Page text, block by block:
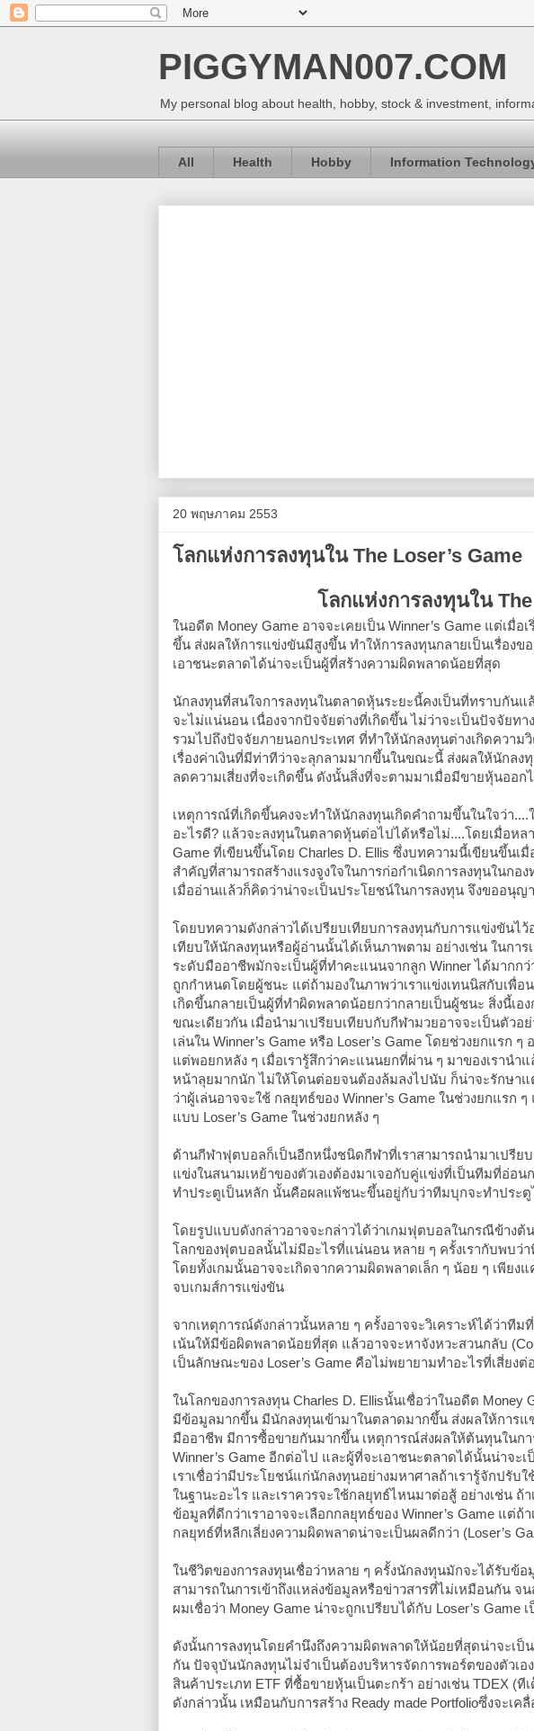
PIGGYMAN007.COM
My personal blog about health, hobby, stock & investment,
All Health Hobby Information
20 พฤษภาคม 2553
โลกแห่งการลงทุนใน The Loser’s Game
โลกแห่งการลงทุนใน
ในอดีต Money Game อาจจะเคยเป็น Winner’s Game แต่เ
ขึ้น ส่งผลให้การแข่งขันมีสูงขึ้น ทำให้การลงทุนกลายเป็นเรื่อง
เอาชนะตลาดได้น่าจะเป็นผู้ที่สร้างความผิดพลาดน้อยที่สุด
นักลงทุนที่สนใจการลงทุนในตลาดหุ้นระยะนี้คงเป็นที่ทราบกัน
จะไม่แน่นอน เนื่องจากปัจจัยต่างที่เกิดขึ้น ไม่ว่าจะเป็นปัจจัยท
รวมไปถึงปัจจัยภายนอกประเทศ ที่ทำให้นักลงทุนต่างเกิดคว
เรื่องค่าเงินที่มีท่าทีว่าจะลุกลามมากขึ้นในขณะนี้ ส่งผลให้นักล
ลดความเสี่ยงที่จะเกิดขึ้น ดังนั้นสิ่งที่จะตามมาเมื่อมีขายหุ้นอ
เหตุการณ์ที่เกิดขึ้นคงจะทำให้นักลงทุนเกิดคำถามขึ้นในใจว่า
อะไรดี? แล้วจะลงทุนในตลาดหุ้นต่อไปได้หรือไม่....โดยเมื่อหล
Game ที่เขียนขึ้นโดย Charles D. Ellis ซึ่งบทความนี้เขียนขึ้นเ
สำคัญที่สามารถสร้างแรงจูงใจในการก่อกำเนิดการลงทุนในก
เมื่ออ่านแล้วก็คิดว่าน่าจะเป็นประโยชน์ในการลงทุน จึงขออนุ
โดยบทความดังกล่าวได้เปรียบเทียบการลงทุนกับการแข่งขันไว้
เทียบให้นักลงทุนหรือผู้อ่านนั้นได้เห็นภาพตาม อย่างเช่น ในกา
ระดับมืออาชีพมักจะเป็นผู้ที่ทำคะแนนจากลูก Winner ได้มากก
ถูกกำหนดโดยผู้ชนะ แต่ถ้ามองในภาพว่าเราแข่งเทนนิสกับเพื่
เกิดขึ้นกลายเป็นผู้ที่ทำผิดพลาดน้อยกว่ากลายเป็นผู้ชนะ สิ่งนี้เอ
ขณะเดียวกัน เมื่อนำมาเปรียบเทียบกับกีฬามวยอาจจะเป็นตัวอ
เล่นใน Winner’s Game หรือ Loser’s Game โดยช่วงยกแรก
แต่พอยกหลัง ๆ เมื่อเรารู้สึกว่าคะแนนยกที่ผ่าน ๆ มาของเรานำ
หน้าลุยมากนัก ไม่ให้โดนต่อยจนต้องล้มลงไปนับ ก็น่าจะรักษา
ว่าผู้เล่นอาจจะใช้ กลยุทธ์ของ Winner’s Game ในช่วงยกแรก
แบบ Loser’s Game ในช่วงยกหลัง ๆ
ด้านกีฬาฟุตบอลก็เป็นอีกหนึ่งชนิดกีฬาที่เราสามารถนำมาเปรี
แข่งในสนามเหย้าของตัวเองต้องมาเจอกับคู่แข่งที่เป็นทีมที่อ่อ
ทำประตูเป็นหลัก นั้นคือผลแพ้ชนะขึ้นอยู่กับว่าทีมบุกจะทำประตู
โดยรูปแบบดังกล่าวอาจจะกล่าวได้ว่าเกมฟุตบอลในกรณีข้างต้
โลกของฟุตบอลนั้นไม่มีอะไรที่แน่นอน หลาย ๆ ครั้งเรากับพบว่
โดยทั้งเกมนั้นอาจจะเกิดจากความผิดพลาดเล็ก ๆ น้อย ๆ เพียง
จบเกมส์การเเข่งขัน
จากเหตุการณ์ดังกล่าวนั้นหลาย ๆ ครั้งอาจจะวิเคราะห์ได้ว่าที
เน้นให้มีข้อผิดพลาดน้อยที่สุด แล้วอาจจะหาจังหวะสวนกลับ
เป็นลักษณะของ Loser’s Game คือไม่พยายามทำอะไรที่เสี่ยง
ในโลกของการลงทุน Charles D. Ellisนั้นเชื่อว่าในอดีต Money
มีข้อมูลมากขึ้น มีนักลงทุนเข้ามาในตลาดมากขึ้น ส่งผลให้การแ
มืออาชีพ มีการซื้อขายกันมากขึ้น เหตุการณ์ส่งผลให้ต้นทุนในก
Winner’s Game อีกต่อไป และผู้ที่จะเอาชนะตลาดได้นั้นน่าจ
เราเชื่อว่ามีประโยชน์แก่นักลงทุนอย่างมหาศาลถ้าเรารู้จักปรับใ
ในฐานะอะไร และเราควรจะใช้กลยุทธ์ไหนมาต่อสู้ อย่างเช่น ถ้
ข้อมูลที่ดีกว่าเราอาจจะเลือกกลยุทธ์ของ Winner’s Game แต่ถ้า
กลยุทธ์ที่หลีกเลี่ยงความผิดพลาดน่าจะเป็นผลดีกว่า (Loser’s
ในชีวิตของการลงทุนเชื่อว่าหลาย ๆ ครั้งนักลงทุนมักจะได้รับข้อ
สามารถในการเข้าถึงแหล่งข้อมูลหรือข่าวสารที่ไม่เหมือนกัน จ
ผมเชื่อว่า Money Game น่าจะถูกเปรียบได้กับ Loser’s Game
ดังนั้นการลงทุนโดยคำนึงถึงความผิดพลาดให้น้อยที่สุดน่าจะเ
กัน ปัจจุบันนักลงทุนไม่จำเป็นต้องบริหารจัดการพอร์ตของตัวเอ
สินค้าประเภท ETF ที่ซื้อขายหุ้นเป็นตะกร้า อย่างเช่น TDEX (
ดังกล่าวนั้น เหมือนกับการสร้าง Ready made Portfolioซึ่งจะเ